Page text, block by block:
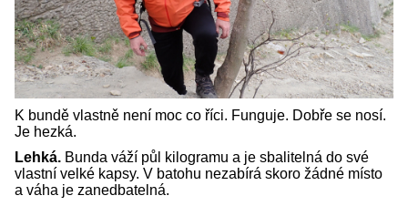
K bundě vlastně není moc co říci. Funguje. Dobře se nosí.
Je hezká.
Lehká. Bunda váží půl kilogramu a je sbalitelná do své
vlastní velké kapsy. V batohu nezabírá skoro žádné místo
a váha je zanedbatelná.